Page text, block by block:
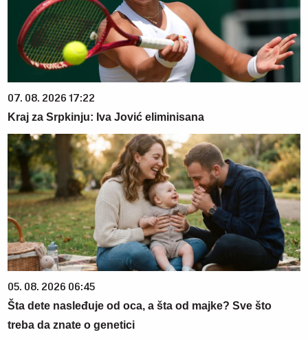
07. 08. 2026 17:22
Kraj za Srpkinju: Iva Jović eliminisana
05. 08. 2026 06:45
Šta dete nasleđuje od oca, a šta od majke? Sve što
treba da znate o genetici